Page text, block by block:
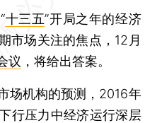
十三五”开局之年的经济
市场关注的焦点，12月
议 ，将给出答案。
机构的预测，2016年
行压力中经济运行深层